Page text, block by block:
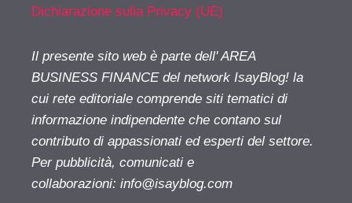
Dichiarazione sulla Privacy (UE)
Il presente sito web è parte dell' AREA
BUSINESS FINANCE del network IsayBlog! la
cui rete editoriale comprende siti tematici di
informazione indipendente che contano sul
contributo di appassionati ed esperti del settore.
Per pubblicità, comunicati e
collaborazioni: info@isayblog.com